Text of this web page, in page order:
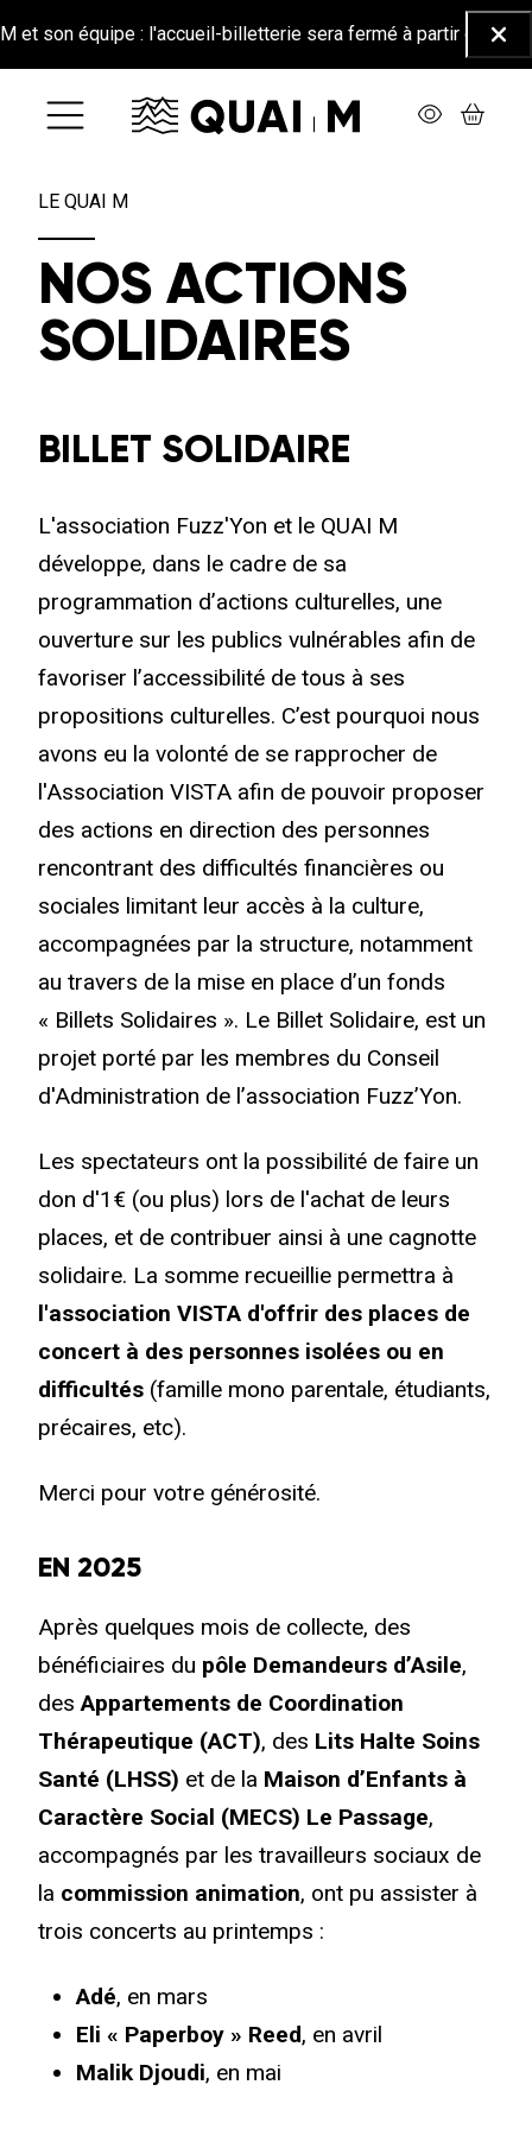
son équipe : l'accueil-billetterie sera fermé à partir du 26 juin
LE QUAI M
NOS ACTIONS
SOLIDAIRES
BILLET SOLIDAIRE
L'association Fuzz'Yon et le QUAI M
développe, dans le cadre de sa
programmation d’actions culturelles, une
ouverture sur les publics vulnérables afin de
favoriser l’accessibilité de tous à ses
propositions culturelles. C’est pourquoi nous
avons eu la volonté de se rapprocher de
l'Association VISTA afin de pouvoir proposer
des actions en direction des personnes
rencontrant des difficultés financières ou
sociales limitant leur accès à la culture,
accompagnées par la structure, notamment
au travers de la mise en place d’un fonds
« Billets Solidaires ». Le Billet Solidaire, est un
projet porté par les membres du Conseil
d'Administration de l’association Fuzz’Yon.
Les spectateurs ont la possibilité de faire un
don d'1€ (ou plus) lors de l'achat de leurs
places, et de contribuer ainsi à une cagnotte
solidaire. La somme recueillie permettra à
l'association VISTA d'offrir des places de
concert à des personnes isolées ou en
difficultés (famille mono parentale, étudiants,
précaires, etc).
Merci pour votre générosité.
EN 2025
Après quelques mois de collecte, des
bénéficiaires du pôle Demandeurs d’Asile,
desAppartements de Coordination
Thérapeutique (ACT), des Lits Halte Soins
Santé (LHSS) et de la Maison d’Enfants à
Caractère Social (MECS) Le Passage,
accompagnés par les travailleurs sociaux de
la commission animation, ont pu assister à
trois concerts au printemps :
Adé, en mars
Eli « Paperboy » Reed, en avril
Malik Djoudi, en mai